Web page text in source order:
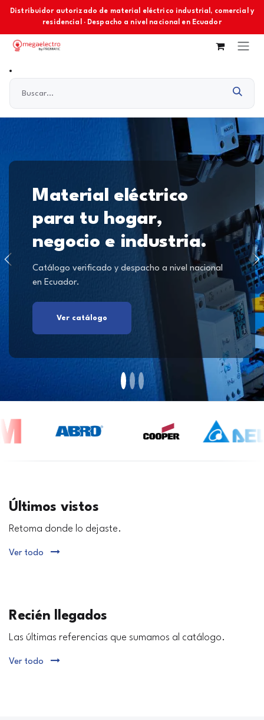
Ir al contenido
Distribuidor autorizado de material eléctrico industrial, comercial y
residencial · Despacho a nivel nacional en Ecuador
Material eléctrico
para tu hogar,
negocio e industria.
Catálogo verificado y despacho a nivel nacional
en Ecuador.
Ver catálogo
Últimos vistos
Retoma donde lo dejaste.
Ver todo
Recién llegados
Las últimas referencias que sumamos al catálogo.
Ver todo